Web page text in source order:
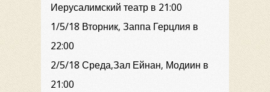
Иерусалимский театр в 21:00
1/5/18 Вторник, Заппа Герцлия в
22:00
2/5/18 Среда,Зал Ейнан, Модиин в
21:00